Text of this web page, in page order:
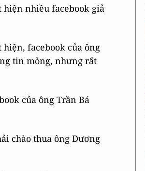
hiện nhiều facebook giả
facebook của ông
tin mỏng, nhưng rất
của ông Trần Bá
chào thua ông Dương